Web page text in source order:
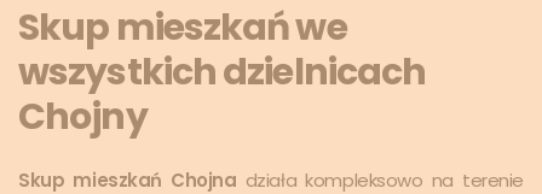
Skup mieszkań we
wszystkich dzielnicach
Chojny
Skup mieszkań Chojna działa kompleksowo na terenie